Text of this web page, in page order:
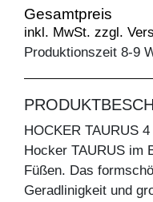
Gesamtpreis
inkl. MwSt. zzgl.
Produktionszeit 8-9
HOCKER TAURUS 4
Hocker TAURUS im
Füßen. Das
Geradlinigkeit und